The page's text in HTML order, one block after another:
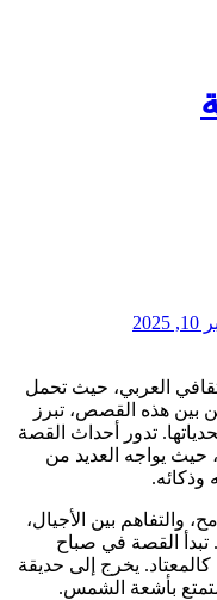
بين هذه القصص، تبرز
تدور أحداث القصة
يواجه العديد من
وذكائه.
والتفاهم بين الأجيال،
تبدأ القصة في صباح
يخرج إلى حديقة
بأشعة الشمس.